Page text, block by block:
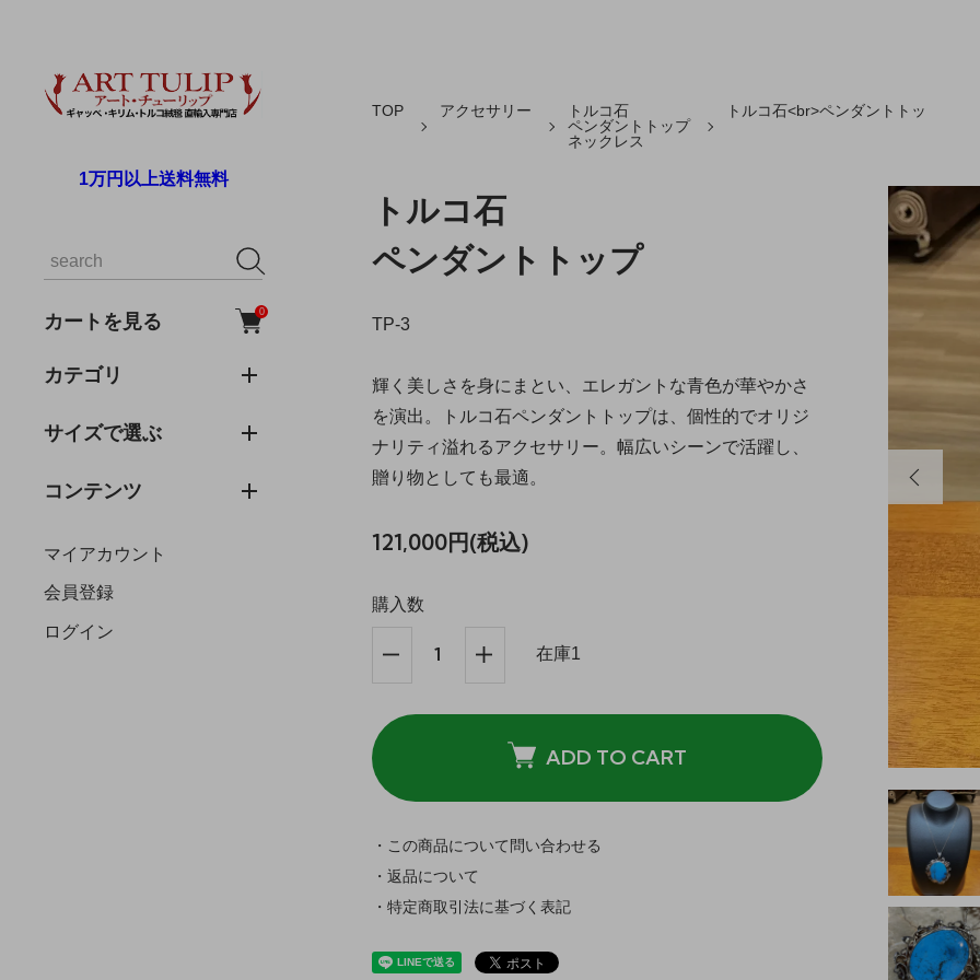
1万円以上送料無料
カートを見る 0
カテゴリ
サイズで選ぶ
コンテンツ
マイアカウント
会員登録
ログイン
TOP アクセサリー
トルコ石
ペンダントトップ
ネックレス
トルコ石<br>ペンダントトッ
トルコ石
ペンダントトップ
TP-3
輝く美しさを身にまとい、エレガントな青色が華やかさ
を演出。トルコ石ペンダントトップは、個性的でオリジ
ナリティ溢れるアクセサリー。幅広いシーンで活躍し、
贈り物としても最適。
121,000円(税込)
購入数
在庫1
ADD TO CART
・この商品について問い合わせる
・返品について
・特定商取引法に基づく表記